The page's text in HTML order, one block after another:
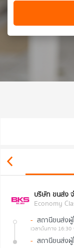
บริษัท ขนส่ง
Economy
- สถานีขนส่งผู้
เวลาต้นทาง 16:30
- สถานีขนส่ง